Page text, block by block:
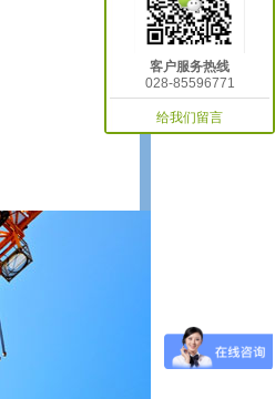
客户服务热线
028-85596771
给我们留言